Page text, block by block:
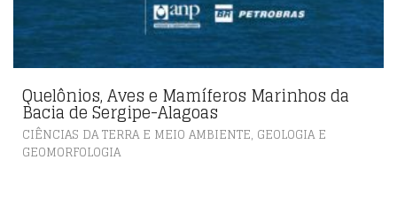
Quelônios, Aves e Mamíferos Marinhos da
Bacia de Sergipe-Alagoas
CIÊNCIAS DA TERRA E MEIO AMBIENTE, GEOLOGIA E
GEOMORFOLOGIA